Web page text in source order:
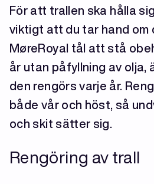
För att trallen ska hålla
viktigt att du tar hand om
MøreRoyal tål att stå
år utan påfyllning av olja,
den rengörs varje år.
både vår och höst, så
och skit sätter sig.
Rengöring av trall